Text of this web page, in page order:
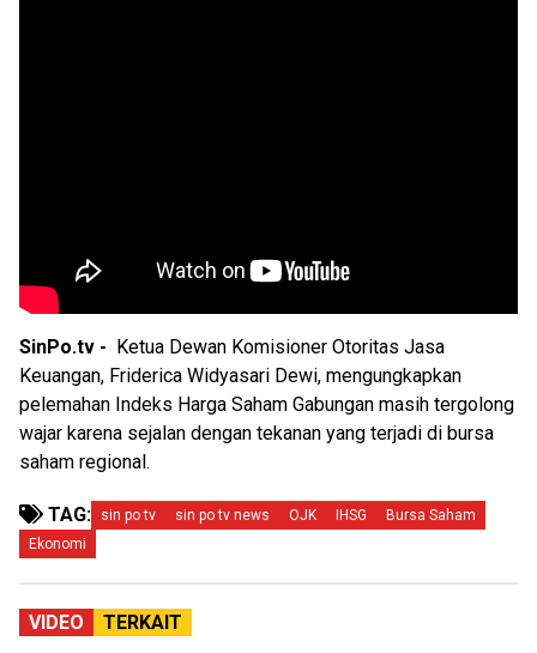
SinPo.tv -
Ketua Dewan Komisioner Otoritas Jasa
Keuangan, Friderica Widyasari Dewi, mengungkapkan
pelemahan Indeks Harga Saham Gabungan masih tergolong
wajar karena sejalan dengan tekanan yang terjadi di bursa
saham regional.
TAG: sin po tv sin po tv news OJK IHSG
Bursa Saham
Ekonomi
VIDEO TERKAIT